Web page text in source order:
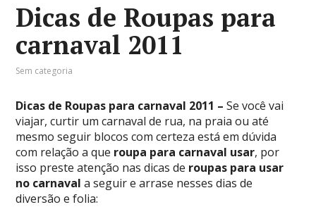
Dicas de Roupas para
carnaval 2011
Sem categoria
Dicas de Roupas para carnaval 2011 –Se você vai
viajar, curtir um carnaval de rua, na praia ou até
mesmo seguir blocos com certeza está em dúvida
com relação a que roupa para carnaval usar, por
isso preste atenção nas dicas de roupas para usar
no carnaval a seguir e arrase nesses dias de
diversão e folia: